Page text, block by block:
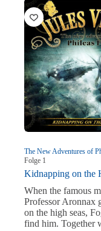
The New Adventures of
Folge 1
Kidnapping on the
When the famous
Professor Aronnax
on the high seas,
find him. Together